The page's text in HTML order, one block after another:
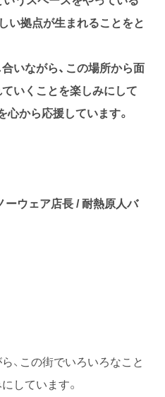
い拠点が生まれることをと
いながら、この場所から面
いくことを楽しみにして
から応援しています。
ーウェア店長 / 耐熱原人バ
、この街でいろいろなこと
しています。